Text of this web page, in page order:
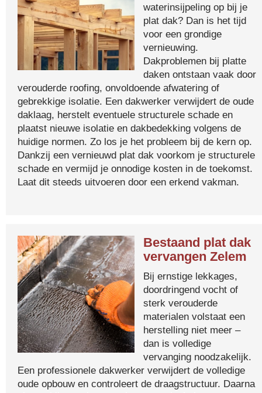
waterinsijpeling op bij je
plat dak? Dan is het tijd
voor een grondige
vernieuwing.
Dakproblemen bij platte
daken ontstaan vaak door
verouderde roofing, onvoldoende afwatering of
gebrekkige isolatie. Een dakwerker verwijdert de oude
daklaag, herstelt eventuele structurele schade en
plaatst nieuwe isolatie en dakbedekking volgens de
huidige normen. Zo los je het probleem bij de kern op.
Dankzij een vernieuwd plat dak voorkom je structurele
schade en vermijd je onnodige kosten in de toekomst.
Laat dit steeds uitvoeren door een erkend vakman.
Bestaand plat dak
vervangen Zelem
Bij ernstige lekkages,
doordringend vocht of
sterk verouderde
materialen volstaat een
herstelling niet meer –
dan is volledige
vervanging noodzakelijk.
Een professionele dakwerker verwijdert de volledige
oude opbouw en controleert de draagstructuur. Daarna